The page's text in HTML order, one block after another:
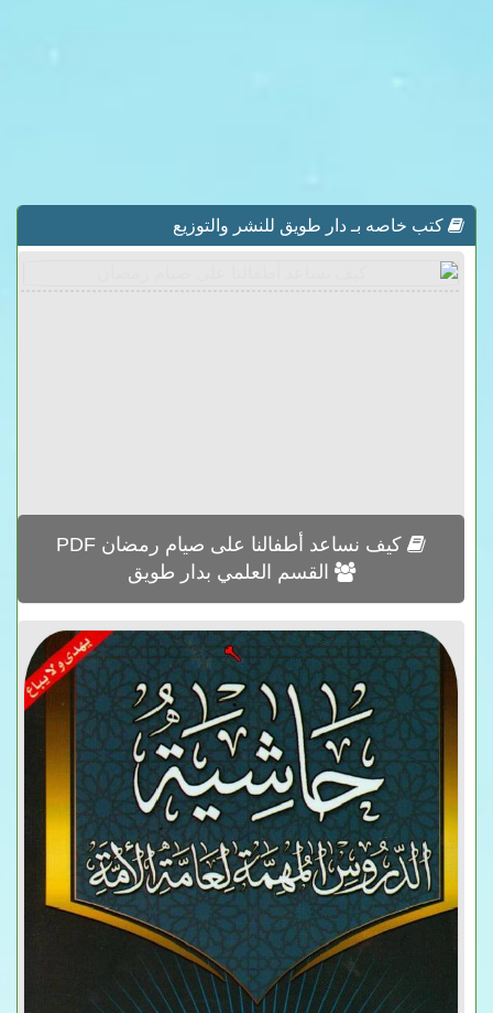
كتب خاصه بـ دار طويق للنشر والتوزيع
كيف نساعد أطفالنا على صيام رمضان PDF
القسم العلمي بدار طويق